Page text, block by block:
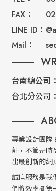
FAX：
LINE ID：
Mail：
台南總公司：
台北分公司：
專業設計團隊
計，不管是時
出最創新的網
誠信服務是我
們將效率擺第